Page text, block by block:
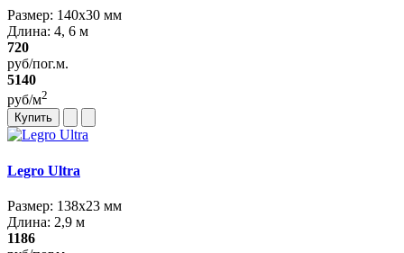
Размер: 140х30 мм
Длина: 4, 6 м
720
руб/пог.м.
5140
руб/м2
Купить
Legro Ultra
Размер: 138х23 мм
Длина: 2,9 м
1186